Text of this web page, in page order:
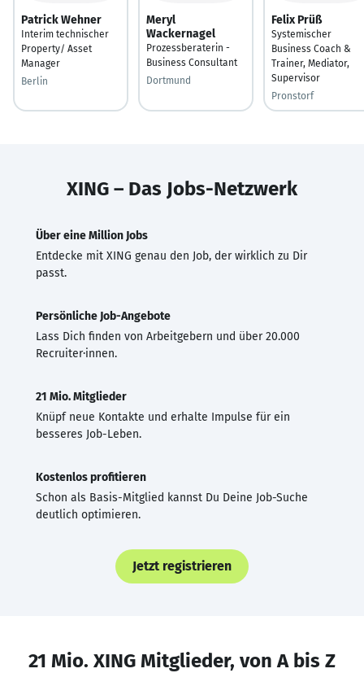
Patrick Wehner
Interim technischer
Property/ Asset
Manager
Berlin
Meryl
Wackernagel
Prozessberaterin -
Business Consultant
Dortmund
Felix Prüß
Systemischer
Business Coach &
Trainer, Mediator,
Supervisor
Pronstorf
XING – Das Jobs-Netzwerk
Über eine Million Jobs
Entdecke mit XING genau den Job, der wirklich zu Dir
passt.
Persönliche Job-Angebote
Lass Dich finden von Arbeitgebern und über 20.000
Recruiter·innen.
21 Mio. Mitglieder
Knüpf neue Kontakte und erhalte Impulse für ein
besseres Job-Leben.
Kostenlos profitieren
Schon als Basis-Mitglied kannst Du Deine Job-Suche
deutlich optimieren.
Jetzt registrieren
21 Mio. XING Mitglieder, von A bis Z